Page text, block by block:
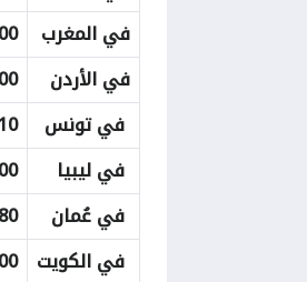
في المغرب
في الأردن
700
في تونس
في ليبيا
في عُمان
في الكويت 300